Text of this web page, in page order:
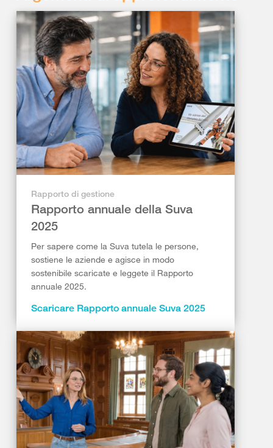
Rapporto di gestione
Rapporto annuale della Suva
2025
Per sapere come la Suva tutela le persone,
sostiene le aziende e agisce in modo
sostenibile scaricate e leggete il Rapporto
annuale 2025.
Scaricare Rapporto annuale Suva 2025